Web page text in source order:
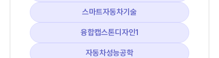
스마트자동차기술
융합캡스톤디자인1
자동차성능공학